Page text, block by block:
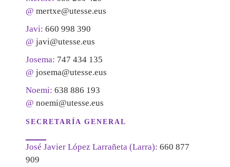
@ mertxe@utesse.eus
Javi: 660 998 390
@ javi@utesse.eus
Josema: 747 434 135
@ josema@utesse.eus
Noemi: 638 886 193
@ noemi@utesse.eus
SECRETARÍA GENERAL
José Javier López Larrañeta (Larra): 660 877
909